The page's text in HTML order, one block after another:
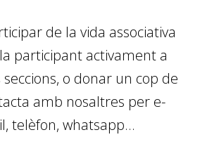
de la vida associativa
participant activament a
o donar un cop de
amb nosaltres per e-
telèfon, whatsapp...